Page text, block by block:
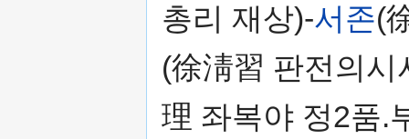
총리 재상)-서존(
(徐淸習 판전의
理 좌복야 정2품.